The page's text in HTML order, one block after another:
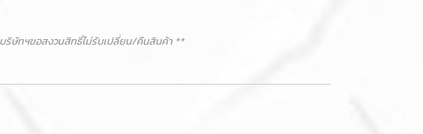
ริษัทฯขอสงวนสิทธิ์ไม่รับเปลี่ยน/คืนสินค้า **